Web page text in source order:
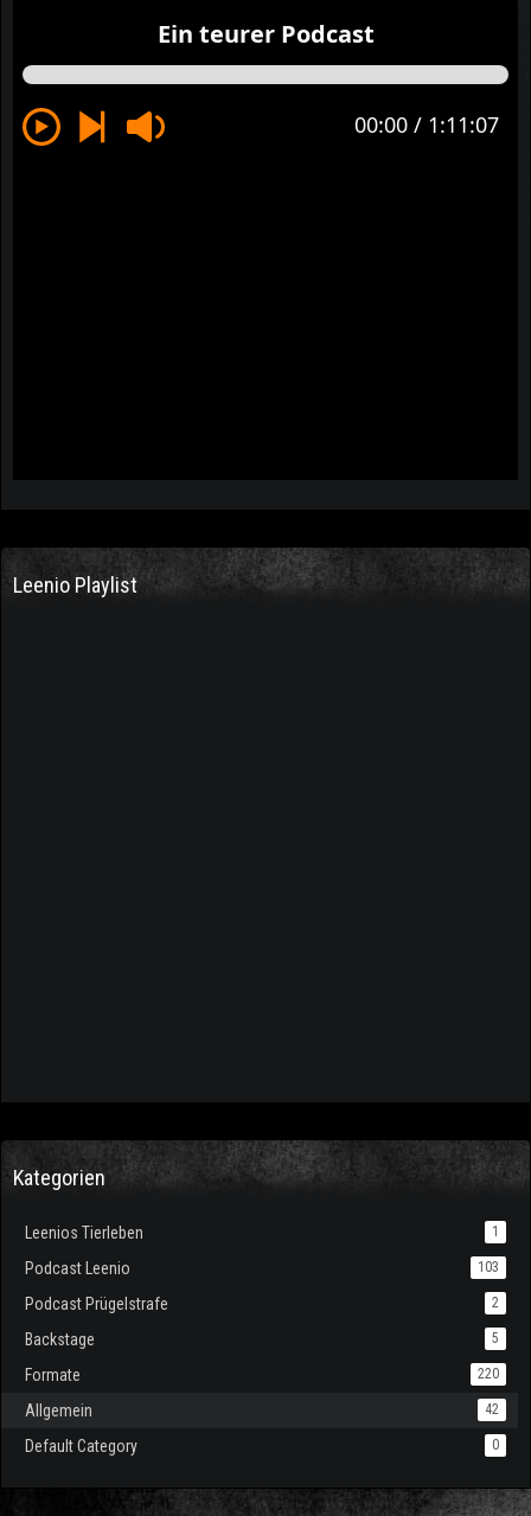
Leenio Playlist
Kategorien
Leenios Tierleben 1
Podcast Leenio 103
Podcast Prügelstrafe 2
Backstage 5
Formate 220
Allgemein 42
Default Category 0